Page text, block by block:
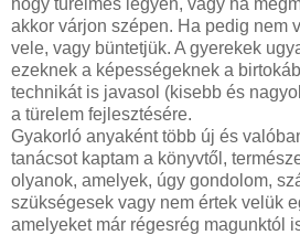
akkor várjon szépen. Ha pedig nem
vele, vagy büntetjük. A gyerekek
ezeknek a képességeknek a
technikát is javasol (kisebb és
a türelem fejlesztésére.
Gyakorló anyaként több új és
tanácsot kaptam a könyvtől,
olyanok, amelyek, úgy gondolom,
szükségesek vagy nem értek velük
amelyeket már régesrég magunktól